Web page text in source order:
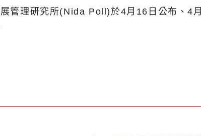
管理研究所(Nida Poll)於4月16日公布、4